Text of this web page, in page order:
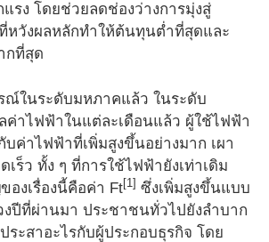
รง โดยช่วยลดช่องว่างการมุ่งสู่
หวังผลหลักทำให้ต้นทุนต่ำที่สุดและ
กที่สุด
ณ์ในระดับมหภาคแล้ว ในระดับ
ค่าไฟฟ้าในแต่ละเดือนแล้ว ผู้ใช้ไฟฟ้า
ค่าไฟฟ้าที่เพิ่มสูงขึ้นอย่างมาก เผา
เร็ว ทั้ง ๆ ที่การใช้ไฟฟ้ายังเท่าเดิม
งเรื่องนี้คือค่า Ft[1] ซึ่งเพิ่มสูงขึ้นแบบ
งปีที่ผ่านมา ประชาชนทั่วไปยังลำบาก
ะสาอะไรกับผู้ประกอบธุรกิจ โดย